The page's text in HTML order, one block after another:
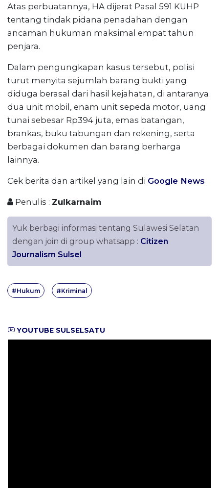
Atas perbuatannya, HA dijerat Pasal 591 KUHP
tentang tindak pidana penadahan dengan
ancaman hukuman maksimal empat tahun
penjara.
Dalam pengungkapan kasus tersebut, polisi
turut menyita sejumlah barang bukti yang
diduga berasal dari hasil kejahatan, di antaranya
dua unit mobil, enam unit sepeda motor, uang
tunai sebesar Rp394 juta, emas batangan,
brankas, buku tabungan dan rekening, serta
berbagai dokumen dan barang berharga
lainnya.
Cek berita dan artikel yang lain di Google News
Penulis : Zulkarnaim
Yuk berbagi informasi tentang Sulawesi Selatan
dengan join di group whatsapp : Citizen
Journalism Sulsel
#Hukum #Kriminal
YOUTUBE SULSELSATU